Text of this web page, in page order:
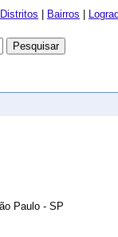
Distritos Bairros
Paulo - SP